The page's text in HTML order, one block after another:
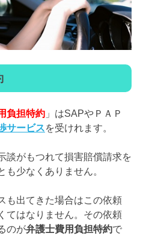
負担特約 」はSAPやＰＡＰ
サービスを受けれます。
談がもつれて損害賠償請求を
も少なくありません。
も出てきた場合はこの依頼
てはなりません。その依頼
のが弁護士費用負担特約で